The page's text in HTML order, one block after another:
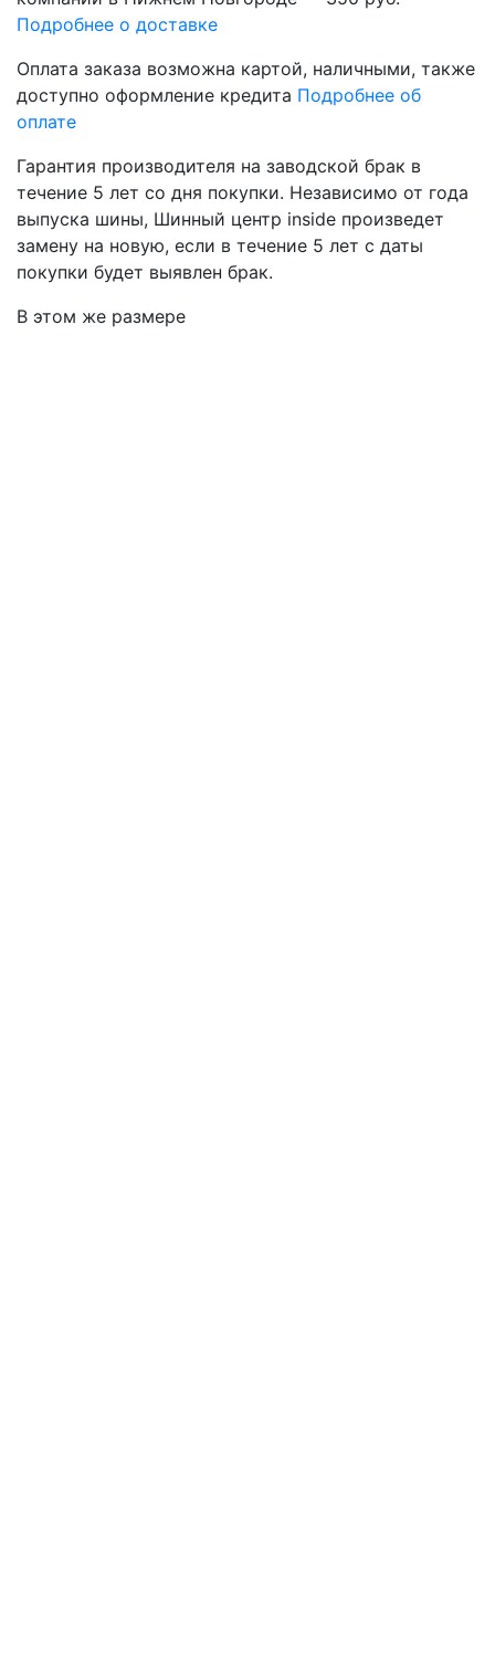
Подробнее о доставке
Оплата заказа возможна картой, наличными, также
доступно оформление кредита Подробнее об
оплате
Гарантия производителя на заводской брак в
течение 5 лет со дня покупки. Независимо от года
выпуска шины, Шинный центр inside произведет
замену на новую, если в течение 5 лет с даты
покупки будет выявлен брак.
В этом же размере